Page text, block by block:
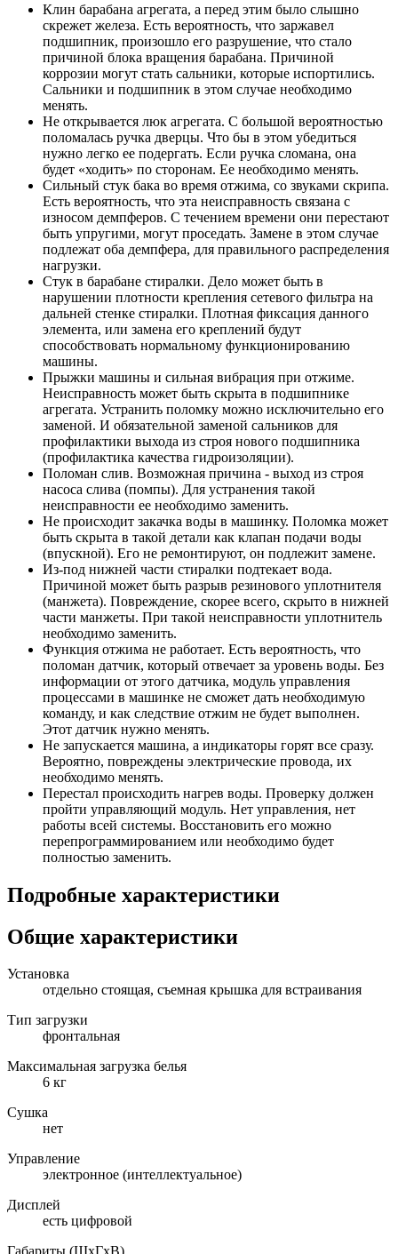
Клин барабана агрегата, а перед этим было слышно
скрежет железа. Есть вероятность, что заржавел
подшипник, произошло его разрушение, что стало
причиной блока вращения барабана. Причиной
коррозии могут стать сальники, которые испортились.
Сальники и подшипник в этом случае необходимо
менять.
Не открывается люк агрегата. С большой вероятностью
поломалась ручка дверцы. Что бы в этом убедиться
нужно легко ее подергать. Если ручка сломана, она
будет «ходить» по сторонам. Ее необходимо менять.
Сильный стук бака во время отжима, со звуками скрипа.
Есть вероятность, что эта неисправность связана с
износом демпферов. С течением времени они перестают
быть упругими, могут проседать. Замене в этом случае
подлежат оба демпфера, для правильного распределения
нагрузки.
Стук в барабане стиралки. Дело может быть в
нарушении плотности крепления сетевого фильтра на
дальней стенке стиралки. Плотная фиксация данного
элемента, или замена его креплений будут
способствовать нормальному функционированию
машины.
Прыжки машины и сильная вибрация при отжиме.
Неисправность может быть скрыта в подшипнике
агрегата. Устранить поломку можно исключительно его
заменой. И обязательной заменой сальников для
профилактики выхода из строя нового подшипника
(профилактика качества гидроизоляции).
Поломан слив. Возможная причина - выход из строя
насоса слива (помпы). Для устранения такой
неисправности ее необходимо заменить.
Не происходит закачка воды в машинку. Поломка может
быть скрыта в такой детали как клапан подачи воды
(впускной). Его не ремонтируют, он подлежит замене.
Из-под нижней части стиралки подтекает вода.
Причиной может быть разрыв резинового уплотнителя
(манжета). Повреждение, скорее всего, скрыто в нижней
части манжеты. При такой неисправности уплотнитель
необходимо заменить.
Функция отжима не работает. Есть вероятность, что
поломан датчик, который отвечает за уровень воды. Без
информации от этого датчика, модуль управления
процессами в машинке не сможет дать необходимую
команду, и как следствие отжим не будет выполнен.
Этот датчик нужно менять.
Не запускается машина, а индикаторы горят все сразу.
Вероятно, повреждены электрические провода, их
необходимо менять.
Перестал происходить нагрев воды. Проверку должен
пройти управляющий модуль. Нет управления, нет
работы всей системы. Восстановить его можно
перепрограммированием или необходимо будет
полностью заменить.
Подробные характеристики
Общие характеристики
Установка
отдельно стоящая, съемная крышка для встраивания
Тип загрузки
фронтальная
Максимальная загрузка белья
6 кг
Сушка
нет
Управление
электронное (интеллектуальное)
Дисплей
есть цифровой